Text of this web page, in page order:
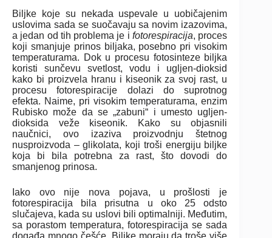
Biljke koje su nekada uspevale u uobičajenim
uslovima sada se suočavaju sa novim izazovima,
a jedan od tih problema je i fotorespiracija, proces
koji smanjuje prinos biljaka, posebno pri visokim
temperaturama. Dok u procesu fotosinteze biljka
koristi sunčevu svetlost, vodu i ugljen-dioksid
kako bi proizvela hranu i kiseonik za svoj rast, u
procesu fotorespiracije dolazi do suprotnog
efekta. Naime, pri visokim temperaturama, enzim
Rubisko može da se „zabuni“ i umesto ugljen-
dioksida veže kiseonik. Kako su objasnili
naučnici, ovo izaziva proizvodnju štetnog
nusproizvoda – glikolata, koji troši energiju biljke
koja bi bila potrebna za rast, što dovodi do
smanjenog prinosa.
Iako ovo nije nova pojava, u prošlosti je
fotorespiracija bila prisutna u oko 25 odsto
slučajeva, kada su uslovi bili optimalniji. Međutim,
sa porastom temperatura, fotorespiracija se sada
događa mnogo češće. Biljke moraju da troše više